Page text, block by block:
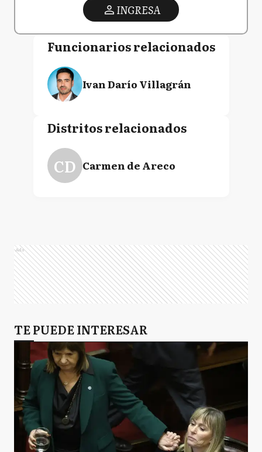
INGRESA
Funcionarios relacionados
Ivan Darío Villagrán
Distritos relacionados
CD Carmen de Areco
Ads
TE PUEDE INTERESAR